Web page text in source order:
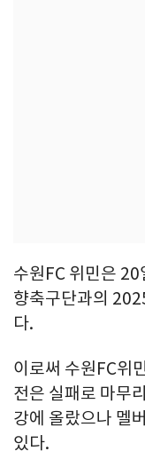
수원FC 위민은
향축구단과의
다.
이로써 수원FC위
전은 실패로 마무
강에 올랐으나 멜
있다.